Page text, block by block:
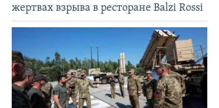
жертвах взрыва в ресторане Balzi Rossi